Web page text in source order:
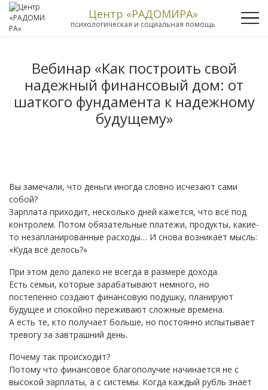
Центр «РАДОМИРА»
психологическая и социальная помощь
Вебинар «Как построить свой
надежный финансовый дом: от
шаткого фундамента к надежному
будущему»
Вы замечали, что деньги иногда словно исчезают сами
собой?
Зарплата приходит, несколько дней кажется, что всё под
контролем. Потом обязательные платежи, продукты, какие-
то незапланированные расходы… И снова возникает мысль:
«Куда всё делось?»
При этом дело далеко не всегда в размере дохода.
Есть семьи, которые зарабатывают немного, но
постепенно создают финансовую подушку, планируют
будущее и спокойно переживают сложные времена.
А есть те, кто получает больше, но постоянно испытывает
тревогу за завтрашний день.
Почему так происходит?
Потому что финансовое благополучие начинается не с
высокой зарплаты, а с системы. Когда каждый рубль знает